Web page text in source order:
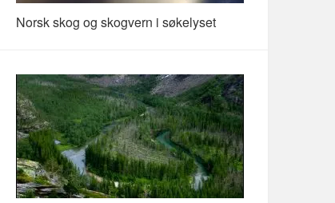
Norsk skog og skogvern i søkelyset